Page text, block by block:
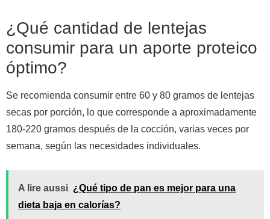
¿Qué cantidad de lentejas
consumir para un aporte proteico
óptimo?
Se recomienda consumir entre 60 y 80 gramos de lentejas
secas por porción, lo que corresponde a aproximadamente
180-220 gramos después de la cocción, varias veces por
semana, según las necesidades individuales.
A lire aussi ¿Qué tipo de pan es mejor para una
dieta baja en calorías?